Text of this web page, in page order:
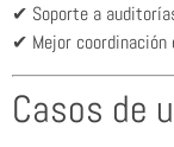
✔ Soporte a
✔ Mejor coordinación
Casos de